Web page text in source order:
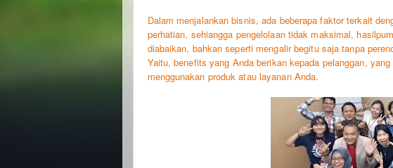
Dalam menjalankan bisnis, ada beberapa faktor terkait
perhatian, sehiangga pengelolaan tidak maksimal,
diabaikan, bahkan seperti mengalir begitu saja tanpa
Yaitu, benefits yang Anda berikan kepada pelanggan,
menggunakan produk atau layanan Anda.